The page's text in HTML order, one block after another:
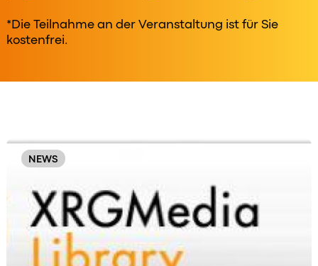
*Die Teilnahme an der Veranstaltung ist für Sie
kostenfrei.
Original
Order
NEWS